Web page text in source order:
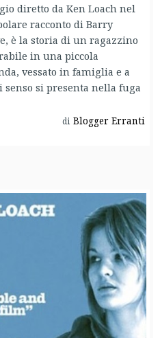
diretto da Ken Loach nel
racconto di Barry
è la storia di un ragazzino
in una piccola
vessato in famiglia e a
senso si presenta nella fuga
di Blogger Erranti